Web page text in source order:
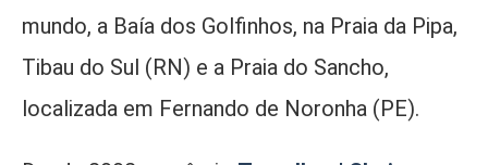
mundo, a Baía dos Golfinhos, na Praia da Pipa,
Tibau do Sul (RN) e a Praia do Sancho,
localizada em Fernando de Noronha (PE).